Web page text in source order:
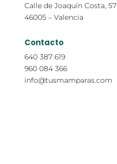
Calle de Joaquín Costa, 57
46005 – Valencia
Contacto
640 387 619
960 084 366
info@tusmamparas.com